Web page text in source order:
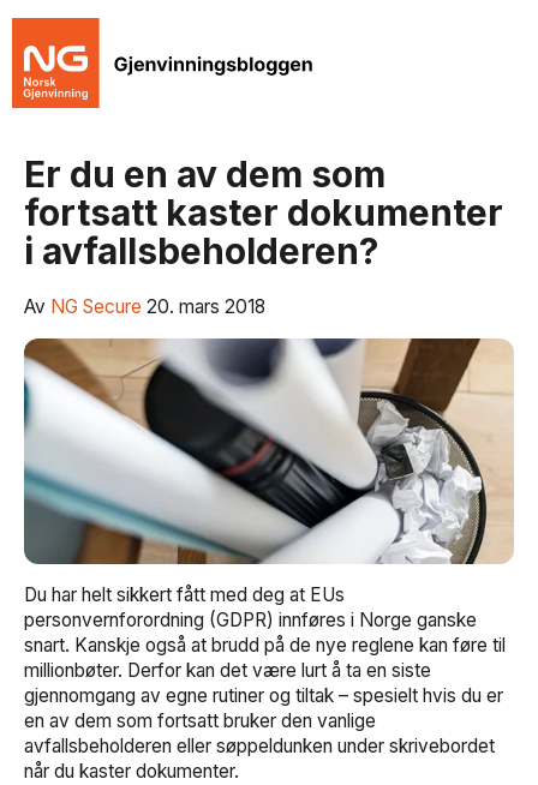
Er du en av dem som
fortsatt kaster dokumenter
i avfallsbeholderen?
Av NG Secure 20. mars 2018
Du har helt sikkert fått med deg at EUs
personvernforordning (GDPR) innføres i Norge ganske
snart. Kanskje også at brudd på de nye reglene kan føre til
millionbøter. Derfor kan det være lurt å ta en siste
gjennomgang av egne rutiner og tiltak – spesielt hvis du er
en av dem som fortsatt bruker den vanlige
avfallsbeholderen eller søppeldunken under skrivebordet
når du kaster dokumenter.